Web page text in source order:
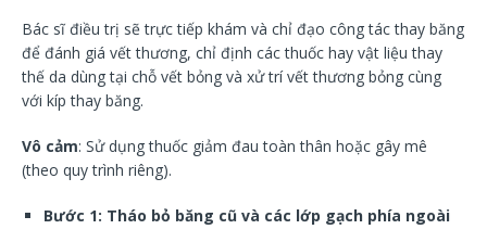
Bác sĩ điều trị sẽ trực tiếp khám và chỉ đạo công tác thay băng
để đánh giá vết thương, chỉ định các thuốc hay vật liệu thay
thế da dùng tại chỗ vết bỏng và xử trí vết thương bỏng cùng
với kíp thay băng.
Vô cảm: Sử dụng thuốc giảm đau toàn thân hoặc gây mê
(theo quy trình riêng).
Bước 1: Tháo bỏ băng cũ và các lớp gạch phía ngoài